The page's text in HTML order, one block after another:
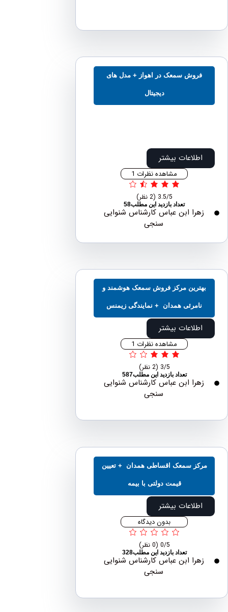
فروش سمعک در اهواز + مدل های
اطلاعات بیشتر
مشاهده نظرات 1
تعداد بازدید این مطلب58
ابن عباس کارشناس شنوایی
مرکز فروش سمعک هوشمند و
نامرئی همدان + نمایندگی زیمنس
اطلاعات بیشتر
مشاهده نظرات 1
تعداد بازدید این مطلب587
ابن عباس کارشناس شنوایی
سمعک اقساطی همدان + تعیین
قیمت دولتی با بیمه
اطلاعات بیشتر
بدون دیدگاه
تعداد بازدید این مطلب328
ابن عباس کارشناس شنوایی